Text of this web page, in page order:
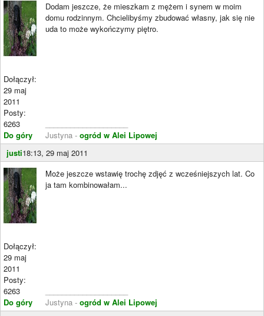
Dołączył:
29 maj
2011
Posty:
6263
Do góry
Dodam jeszcze, że mieszkam z mężem i synem w moim
domu rodzinnym. Chcielibyśmy zbudować własny, jak się nie
uda to może wykończymy piętro.
Justyna - ogród w Alei Lipowej
justi18:13, 29 maj 2011
Dołączył:
29 maj
2011
Posty:
6263
Do góry
Może jeszcze wstawię trochę zdjęć z wcześniejszych lat. Co
ja tam kombinowałam...
Justyna - ogród w Alei Lipowej